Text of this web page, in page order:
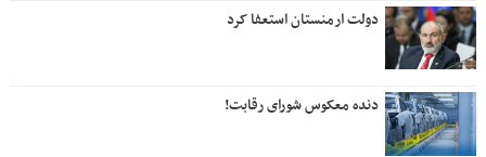
دولت ارمنستان استعفا کرد
دنده معکوس شورای رقابت!